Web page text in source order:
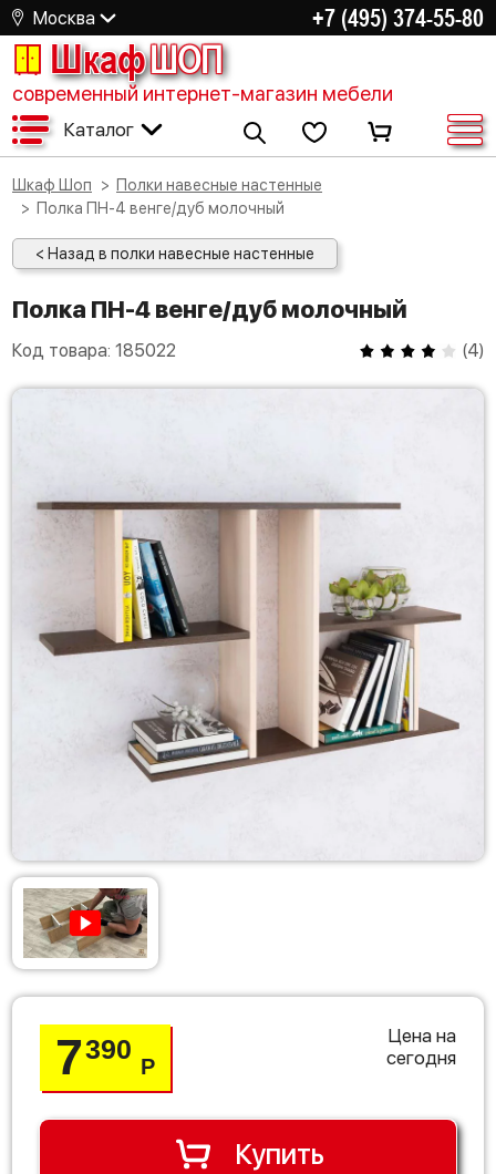
Москва +7 (495) 374-55-80
ШкафШОП
современный интернет-магазин мебели
Каталог
Шкаф Шоп
Полки навесные настенные
Полка ПН-4 венге/дуб молочный
< Назад в полки навесные настенные
Полка ПН-4 венге/дуб молочный
Код товара: 185022 (4)
7390
Р
Цена на
сегодня
Купить